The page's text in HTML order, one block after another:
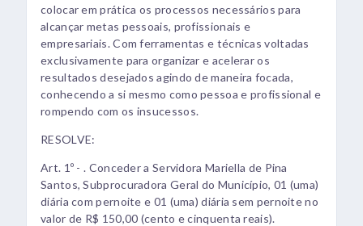
colocar em prática os processos necessários para
alcançar metas pessoais, profissionais e
empresariais. Com ferramentas e técnicas voltadas
exclusivamente para organizar e acelerar os
resultados desejados agindo de maneira focada,
conhecendo a si mesmo como pessoa e profissional e
rompendo com os insucessos.
RESOLVE:
Art. 1º - . Conceder a Servidora Mariella de Pina
Santos, Subprocuradora Geral do Município, 01 (uma)
diária com pernoite e 01 (uma) diária sem pernoite no
valor de R$ 150,00 (cento e cinquenta reais).